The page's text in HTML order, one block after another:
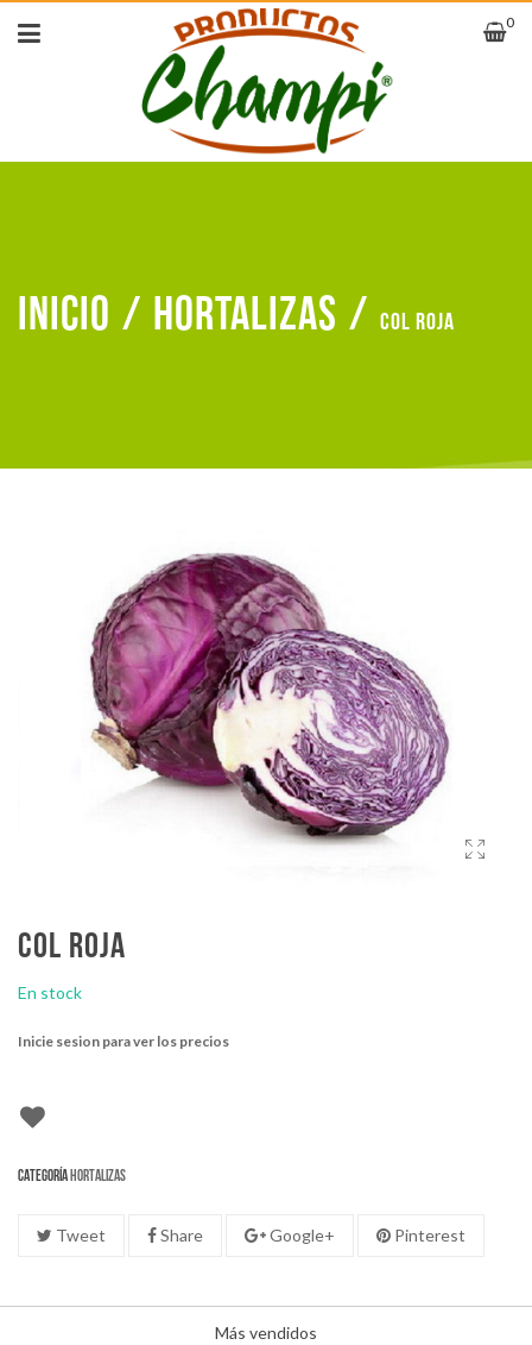
0
Inicio / Hortalizas / Col roja
Col roja
En stock
Inicie sesion para ver los precios
CategoríaHortalizas
Tweet Share Google+ Pinterest
Más vendidos